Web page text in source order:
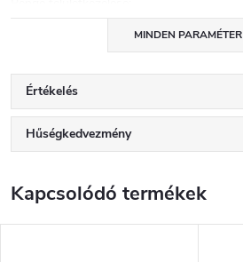
MINDEN PARAMÉTER
Értékelés
Hűségkedvezmény
Kapcsolódó termékek